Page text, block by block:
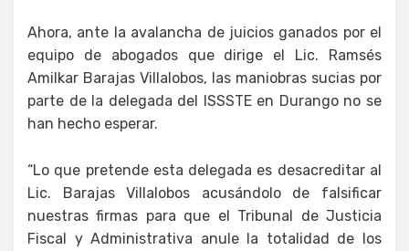
Ahora, ante la avalancha de juicios ganados por el
equipo de abogados que dirige el Lic. Ramsés
Amilkar Barajas Villalobos, las maniobras sucias por
parte de la delegada del ISSSTE en Durango no se
han hecho esperar.
“Lo que pretende esta delegada es desacreditar al
Lic. Barajas Villalobos acusándolo de falsificar
nuestras firmas para que el Tribunal de Justicia
Fiscal y Administrativa anule la totalidad de los